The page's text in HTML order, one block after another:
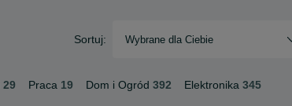
Sortuj: Wybrane dla Ciebie
29 Praca 19 Dom i Ogród 392 Elektronika 345